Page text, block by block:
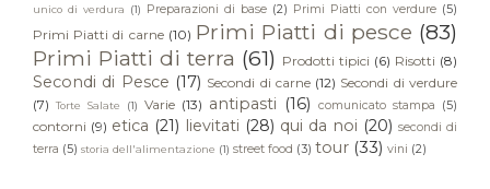
unico di verdura
(1) Preparazioni di base (2) Primi Piatti con verdure (5)
Primi Piatti di carne (10) Primi Piatti di pesce (83)
Primi Piatti di terra (61) Prodotti tipici (6) Risotti (8)
Secondi di Pesce (17) Secondi di carne (12) Secondi di verdure
(7)
Torte Salate (1) Varie (13) antipasti (16) comunicato stampa (5)
contorni (9) etica (21) lievitati (28) qui da noi (20) secondi di
terra (5) storia dell'alimentazione (1) street food (3) tour (33) vini (2)